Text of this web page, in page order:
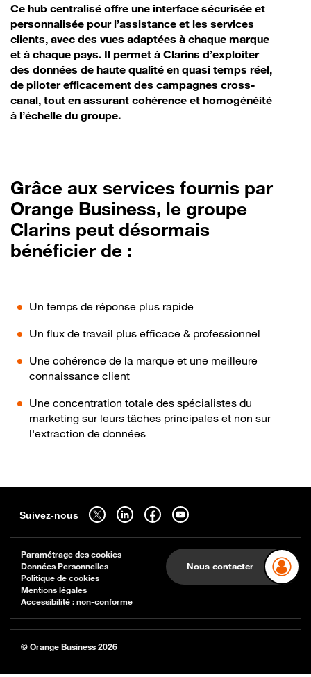
Ce hub centralisé offre une interface sécurisée et
personnalisée pour l’assistance et les services
clients, avec des vues adaptées à chaque marque
et à chaque pays. Il permet à Clarins d’exploiter
des données de haute qualité en quasi temps réel,
de piloter efficacement des campagnes cross-
canal, tout en assurant cohérence et homogénéité
à l’échelle du groupe.
Grâce aux services fournis par
Orange Business, le groupe
Clarins peut désormais
bénéficier de :
Un temps de réponse plus rapide
Un flux de travail plus efficace & professionnel
Une cohérence de la marque et une meilleure
connaissance client
Une concentration totale des spécialistes du
marketing sur leurs tâches principales et non sur
l'extraction de données
Nous contacter
Suivez-nous
Suivez-nous sur twitter - ouverture dans un nouvel onglet
Suivez-nous sur linkedin - ouverture dans un nouvel onglet
Suivez-nous sur facebook - ouverture dans un
Suivez-nous sur youtube - ouverture dans
Paramétrage des cookies
Données Personnelles
Politique de cookies
Mentions légales
Accessibilité : non-conforme
© Orange Business 2026